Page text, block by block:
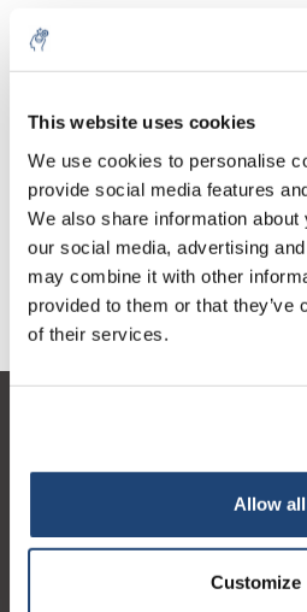
This website uses cookies
We use cookies to personalise
provide social media features
We also share information
our social media, advertising
may combine it with other
provided to them or that they’ve
of their services.
Allow all
Customize
1 Stück
Zum Warenkorb
Informationen
Mein Konto